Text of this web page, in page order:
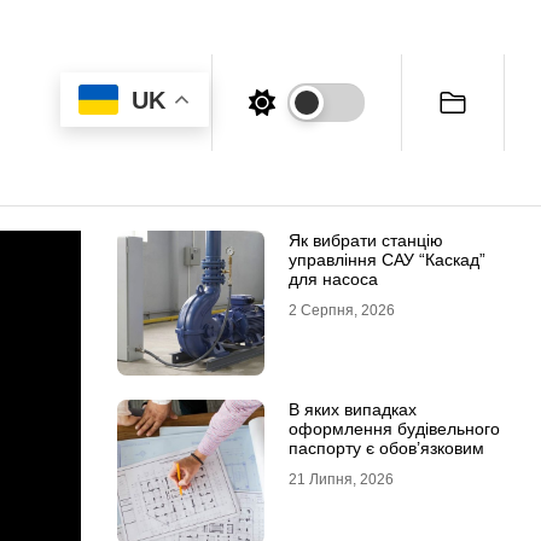
UK
Як вибрати станцію
управління САУ “Каскад”
для насоса
2 Серпня, 2026
В яких випадках
оформлення будівельного
паспорту є обов’язковим
21 Липня, 2026